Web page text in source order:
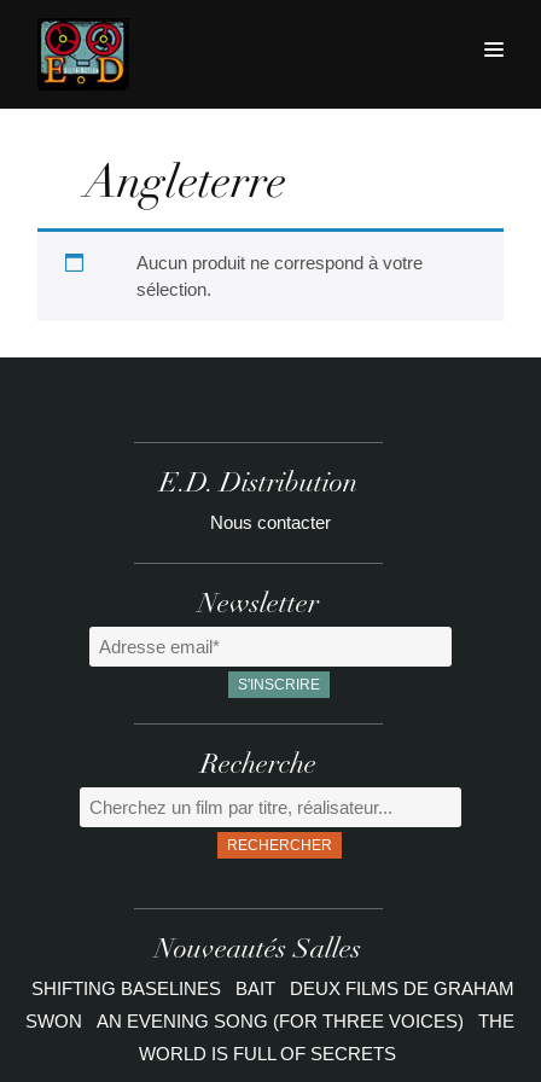
Angleterre
Aucun produit ne correspond à votre
sélection.
E.D. Distribution
Nous contacter
Newsletter
Recherche
RECHERCHER
Nouveautés Salles
SHIFTING BASELINES BAIT
DEUX FILMS DE GRAHAM
SWON
AN EVENING SONG (FOR THREE VOICES)
THE
WORLD IS FULL OF SECRETS